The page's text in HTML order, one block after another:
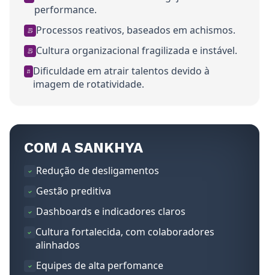
performance.
Processos reativos, baseados em achismos.
Cultura organizacional fragilizada e instável.
Dificuldade em atrair talentos devido à
imagem de rotatividade.
COM A SANKHYA
Redução de desligamentos
Gestão preditiva
Dashboards e indicadores claros
Cultura fortalecida, com colaboradores
alinhados
Equipes de alta perfomance